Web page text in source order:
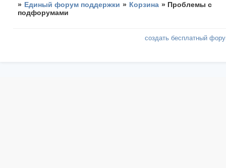
» Единый форум поддержки » Корзина » Проблемы с
подфорумами
создать бесплатный